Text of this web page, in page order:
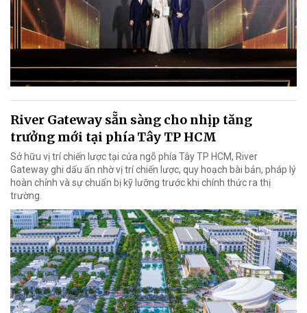
River Gateway sẵn sàng cho nhịp tăng
trưởng mới tại phía Tây TP HCM
Sở hữu vị trí chiến lược tại cửa ngõ phía Tây TP HCM, River
Gateway ghi dấu ấn nhờ vị trí chiến lược, quy hoạch bài bản, pháp lý
hoàn chỉnh và sự chuẩn bị kỹ lưỡng trước khi chính thức ra thị
trường.